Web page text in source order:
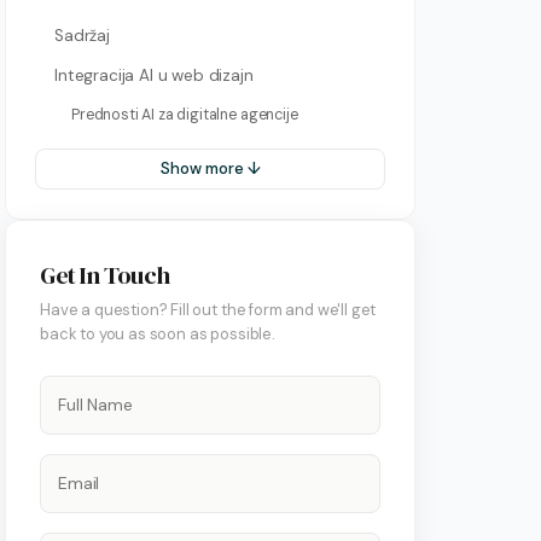
Sadržaj
Integracija AI u web dizajn
Prednosti AI za digitalne agencije
Show more ↓
Get In Touch
Have a question? Fill out the form and we'll get
back to you as soon as possible.